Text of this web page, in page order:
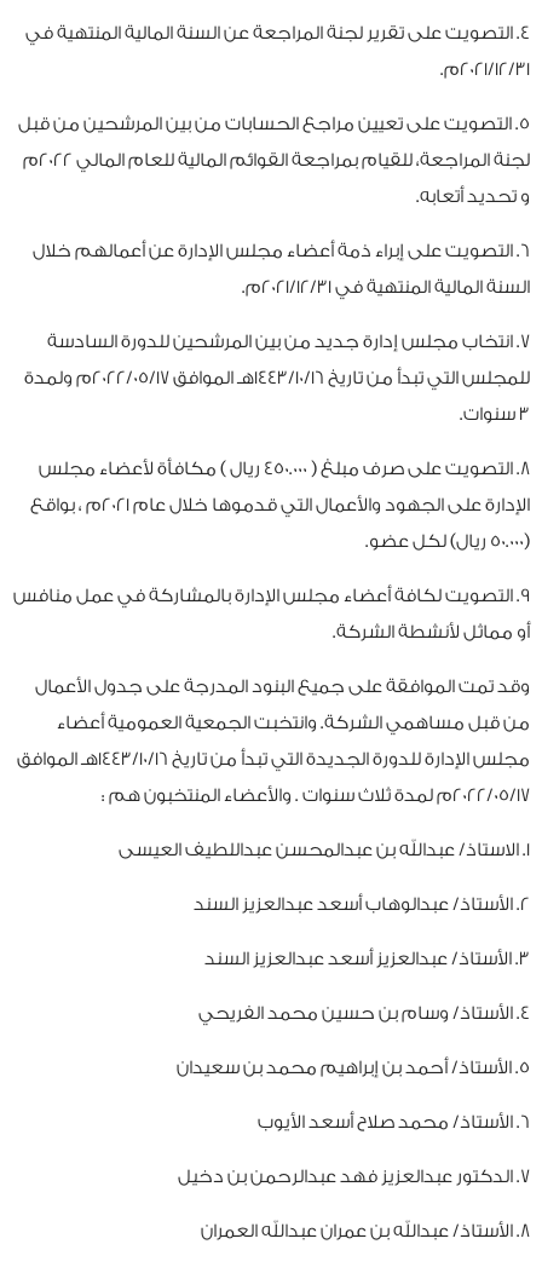
4. التصويت على تقرير لجنة المراجعة عن السنة المالية المنتهية في
2021/12/31م.
5. التصويت على تعيين مراجع الحسابات من بين المرشحين من قبل
لجنة المراجعة، للقيام بمراجعة القوائم المالية للعام المالي 2022م
و تحديد أتعابه.
6. التصويت على إبراء ذمة أعضاء مجلس الإدارة عن أعمالهم خلال
السنة المالية المنتهية في 2021/12/31م.
7. انتخاب مجلس إدارة جديد من بين المرشحين للدورة السادسة
للمجلس التي تبدأ من تاريخ 1443/10/16هـ الموافق 2022/05/17م ولمدة
3 سنوات.
8. التصويت على صرف مبلغ ( 450.000 ريال ) مكافأة لأعضاء مجلس
الإدارة على الجهود والأعمال التي قدموها خلال عام 2021م ، بواقع
(50.000 ريال) لكل عضو.
9. التصويت لكافة أعضاء مجلس الإدارة بالمشاركة في عمل منافس
أو مماثل لأنشطة الشركة.
وقد تمت الموافقة على جميع البنود المدرجة على جدول الأعمال
من قبل مساهمي الشركة. وانتخبت الجمعية العمومية أعضاء
مجلس الإدارة للدورة الجديدة التي تبدأ من تاريخ 1443/10/16هـ الموافق
2022/05/17م لمدة ثلاث سنوات . والأعضاء المنتخبون هم :
1. الاستاذ/ عبدالله بن عبدالمحسن عبداللطيف العيسى
2. الأستاذ/ عبدالوهاب أسعد عبدالعزيز السند
3. الأستاذ/ عبدالعزيز أسعد عبدالعزيز السند
4. الأستاذ/ وسام بن حسين محمد الفريحي
5. الأستاذ/ أحمد بن إبراهيم محمد بن سعيدان
6. الأستاذ/ محمد صلاح أسعد الأيوب
7. الدكتور عبدالعزيز فهد عبدالرحمن بن دخيل
8. الأستاذ/ عبدالله بن عمران عبدالله العمران